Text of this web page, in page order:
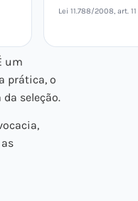
Lei 11.788/2008, art. 11
um
prática, o
seleção.